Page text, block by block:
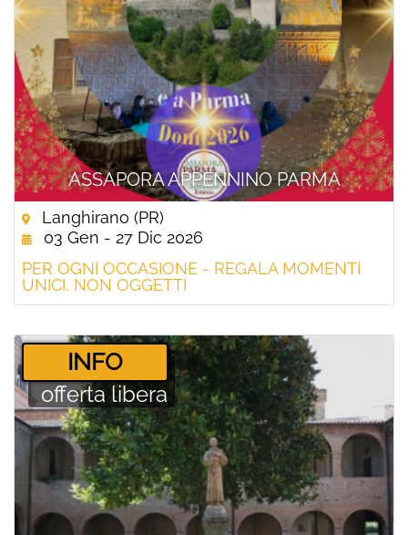
ASSAPORA APPENNINO PARMA
Langhirano (PR)
03 Gen - 27 Dic 2026
PER OGNI OCCASIONE - REGALA MOMENTI
UNICI, NON OGGETTI
­INFO
offerta libera